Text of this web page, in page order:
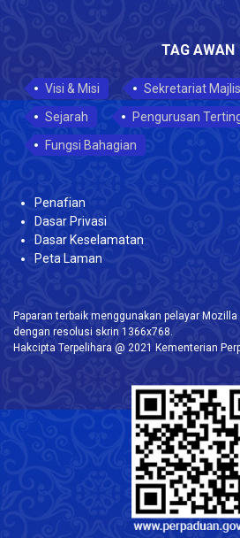
TAG AWAN
Visi & Misi
Sekretariat
Sejarah
Pengurusan
Fungsi Bahagian
Penafian
Dasar Privasi
Dasar Keselamatan
Peta Laman
Paparan terbaik menggunakan pelayar
dengan resolusi skrin 1366x768.
Hakcipta Terpelihara @ 2021 Kementerian